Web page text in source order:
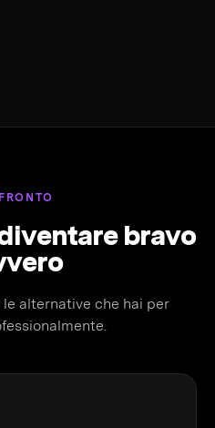
bravo
alternative che hai per